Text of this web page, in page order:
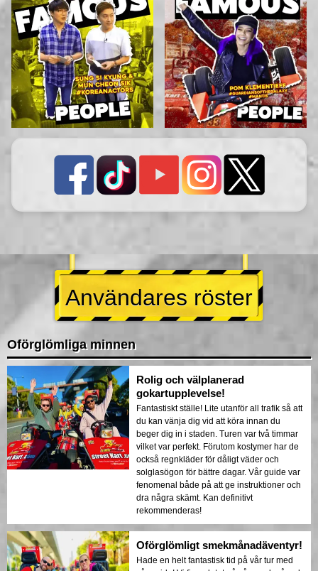
Användares röster
Oförglömliga minnen
Rolig och välplanerad
gokartupplevelse!
Fantastiskt ställe! Lite utanför all trafik så att
du kan vänja dig vid att köra innan du
beger dig in i staden. Turen var två timmar
vilket var perfekt. Förutom kostymer har de
också regnkläder för dåligt väder och
solglasögon för bättre dagar. Vår guide var
fenomenal både på att ge instruktioner och
dra några skämt. Kan definitivt
rekommenderas!
Oförglömligt smekmånadäventyr!
Hade en helt fantastisk tid på vår tur med